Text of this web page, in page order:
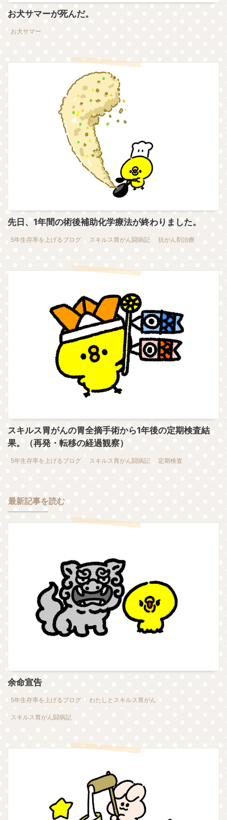
お犬サマーが死んだ。
お犬サマー
先日、1年間の術後補助化学療法が終わりました。
5年生存率を上げるブログ スキルス胃がん闘病記 抗がん剤治療
スキルス胃がんの胃全摘手術から1年後の定期検査結
果。（再発・転移の経過観察）
5年生存率を上げるブログ スキルス胃がん闘病記 定期検査
最新記事を読む
余命宣告
5年生存率を上げるブログ わたしとスキルス胃がん
スキルス胃がん闘病記